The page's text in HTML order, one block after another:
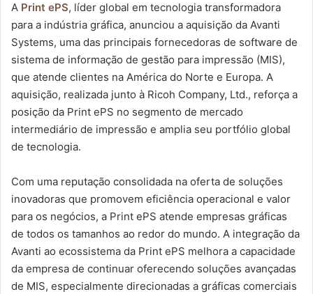
A Print ePS, líder global em tecnologia transformadora
para a indústria gráfica, anunciou a aquisição da Avanti
Systems, uma das principais fornecedoras de software de
sistema de informação de gestão para impressão (MIS),
que atende clientes na América do Norte e Europa. A
aquisição, realizada junto à Ricoh Company, Ltd., reforça a
posição da Print ePS no segmento de mercado
intermediário de impressão e amplia seu portfólio global
de tecnologia.
Com uma reputação consolidada na oferta de soluções
inovadoras que promovem eficiência operacional e valor
para os negócios, a Print ePS atende empresas gráficas
de todos os tamanhos ao redor do mundo. A integração da
Avanti ao ecossistema da Print ePS melhora a capacidade
da empresa de continuar oferecendo soluções avançadas
de MIS, especialmente direcionadas a gráficas comerciais